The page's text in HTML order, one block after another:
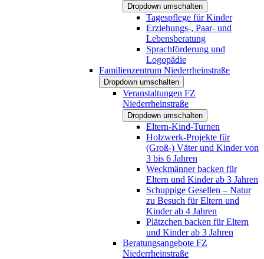
Dropdown umschalten
Tagespflege für Kinder
Erziehungs-, Paar- und
Lebensberatung
Sprachförderung und
Logopädie
Familienzentrum Niederrheinstraße
Dropdown umschalten
Veranstaltungen FZ
Niederrheinstraße
Dropdown umschalten
Eltern-Kind-Turnen
Holzwerk-Projekte für
(Groß-) Väter und Kinder von
3 bis 6 Jahren
Weckmänner backen für
Eltern und Kinder ab 3 Jahren
Schuppige Gesellen – Natur
zu Besuch für Eltern und
Kinder ab 4 Jahren
Plätzchen backen für Eltern
und Kinder ab 3 Jahren
Beratungsangebote FZ
Niederrheinstraße